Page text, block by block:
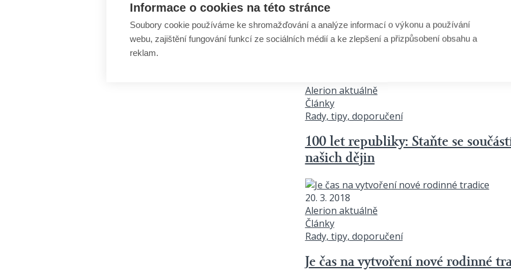
Alerion aktuálně
Články
Rady, tipy, doporučení
100 let republiky: Staňte se
našich dějin
20. 3. 2018
Alerion aktuálně
Články
Rady, tipy, doporučení
Je čas na vytvoření nové rodinné
Informace o cookies na této stránce
Soubory cookie používáme ke shromažďování a analýze informací o výkonu a používání
webu, zajištění fungování funkcí ze sociálních médií a ke zlepšení a přizpůsobení obsahu a
reklam.